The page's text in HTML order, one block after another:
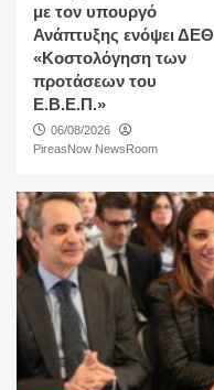
με τον υπουργό
Ανάπτυξης ενόψει ΔΕΘ
«Κοστολόγηση των
προτάσεων του
Ε.Β.Ε.Π.»
06/08/2026
PireasNow NewsRoom